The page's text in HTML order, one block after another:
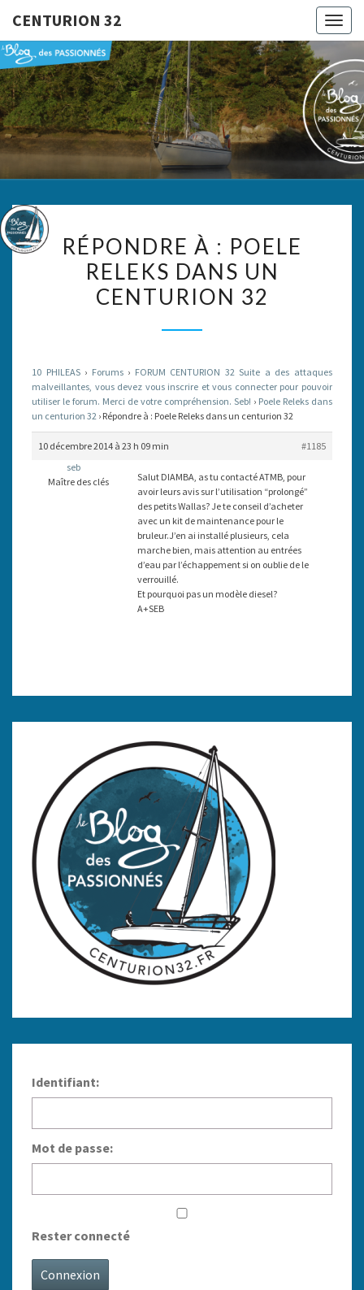
CENTURION 32
32
Le Blog
Des
Passionnés
À :
POELE
RELEKS
32
RÉPONDRE À : POELE
RELEKS DANS UN
CENTURION 32
10 PHILEAS › Forums › FORUM CENTURION 32 Suite a des attaques
malveillantes, vous devez vous inscrire et vous connecter pour pouvoir
utiliser le forum. Merci de votre compréhension. Seb! › Poele Releks dans
un centurion 32 › Répondre à : Poele Releks dans un centurion 32
10 décembre 2014 à 23 h 09 min
#1185
seb
Maître des clés
Salut DIAMBA, as tu contacté ATMB, pour
avoir leurs avis sur l’utilisation “prolongé”
des petits Wallas? Je te conseil d’acheter
avec un kit de maintenance pour le
bruleur.J’en ai installé plusieurs, cela
marche bien, mais attention au entrées
d’eau par l’échappement si on oublie de le
verrouillé.
Et pourquoi pas un modèle diesel?
A+SEB
Identifiant:
Mot de passe:
Rester connecté
Connexion